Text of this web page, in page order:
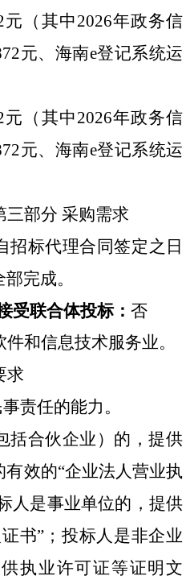
元（其中2026年政务信
元、 海南e登记系统运
元（其中2026年政务信
元、 海南e登记系统运
三部分 采购需求
招标代理合同签定之日
完成。
受联合体投标： 否
件和信息技术服务业。
求
责任的能力。
括合伙企业）的，提供
有效的“企业法人营业执
人是事业单位的，提供
书”；投标人是非企业
执业许可证等证明文